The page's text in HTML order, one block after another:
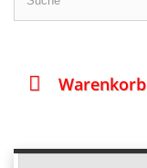
Warenkorb